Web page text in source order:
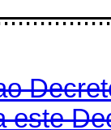
este